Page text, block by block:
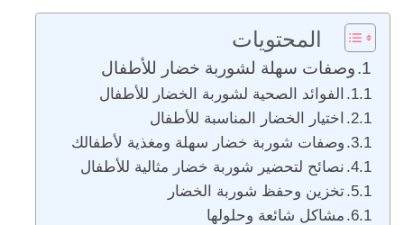
المحتويات
وصفات سهلة لشوربة خضار للأطفال
الفوائد الصحية لشوربة الخضار للأطفال
اختيار الخضار المناسبة للأطفال
وصفات شوربة خضار سهلة ومغذية لأطفالك
نصائح لتحضير شوربة خضار مثالية للأطفال
تخزين وحفظ شوربة الخضار
مشاكل شائعة وحلولها